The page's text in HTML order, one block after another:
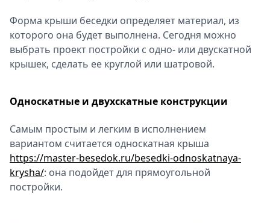
Форма крыши беседки определяет материал, из
которого она будет выполнена. Сегодня можно
выбрать проект постройки с одно- или двускатной
крышек, сделать ее круглой или шатровой.
Односкатные и двухскатные конструкции
Самым простым и легким в исполнением
вариантом считается односкатная крыша
https://master-besedok.ru/besedki-odnoskatnaya-
krysha/: она подойдет для прямоугольной
постройки.